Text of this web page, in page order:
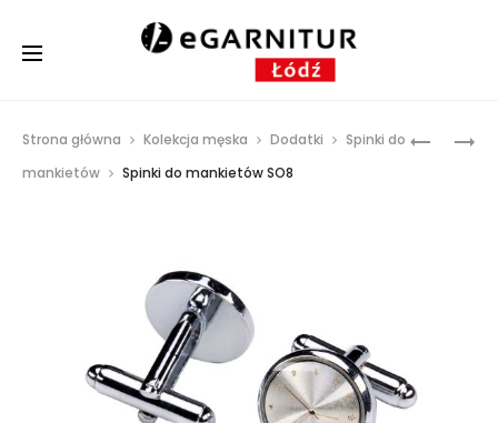
SPINKI
SPINKI
Strona główna Kolekcja męska Dodatki
Spinki do
mankietów
Spinki do mankietów SO8